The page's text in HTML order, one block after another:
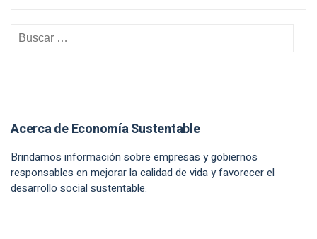
Acerca de Economía Sustentable
Brindamos información sobre empresas y gobiernos
responsables en mejorar la calidad de vida y favorecer el
desarrollo social sustentable.